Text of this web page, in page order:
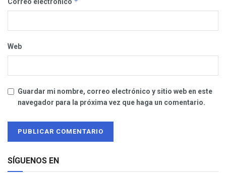
Web
Guardar mi nombre, correo electrónico y sitio web en este
navegador para la próxima vez que haga un comentario.
SÍGUENOS EN